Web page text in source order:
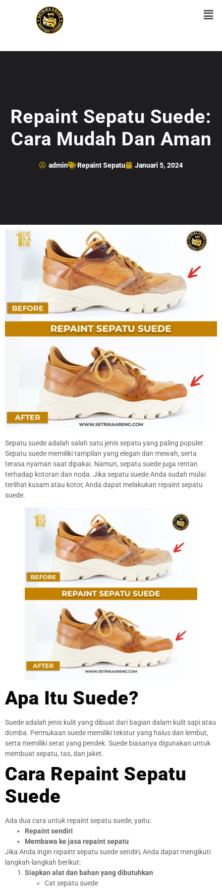
Repaint Sepatu Suede:
Cara Mudah Dan Aman
admin Repaint Sepatu Januari 5, 2024
Sepatu suede adalah salah satu jenis sepatu yang paling populer.
Sepatu suede memiliki tampilan yang elegan dan mewah, serta
terasa nyaman saat dipakai. Namun, sepatu suede juga rentan
terhadap kotoran dan noda. Jika sepatu suede Anda sudah mulai
terlihat kusam atau kotor, Anda dapat melakukan repaint sepatu
suede.
Apa Itu Suede?
Suede adalah jenis kulit yang dibuat dari bagian dalam kulit sapi atau
domba. Permukaan suede memiliki tekstur yang halus dan lembut,
serta memiliki serat yang pendek. Suede biasanya digunakan untuk
membuat sepatu, tas, dan jaket.
Cara Repaint Sepatu
Suede
Ada dua cara untuk repaint sepatu suede, yaitu:
Repaint sendiri
Membawa ke jasa repaint sepatu
Jika Anda ingin repaint sepatu suede sendiri, Anda dapat mengikuti
langkah-langkah berikut:
Siapkan alat dan bahan yang dibutuhkan
Cat sepatu suede